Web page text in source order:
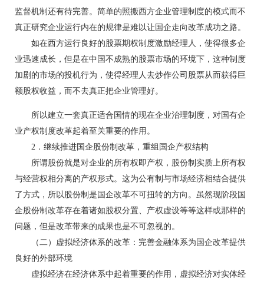
监督机制还有待完善。简单的照搬西方企业管理制度的模式而不
真正研究企业运行内在的规律是难以让国企走向改革成功之路。
如在西方运行良好的股票期权制度激励经理人，使得很多企
业迅速成长，但是在中国不成熟的股票市场的环境下，这种制度
加剧的市场的投机行为，使得经理人去炒作公司股票从而获得巨
额股权收益，而不去真正把企业管理好。
所以建立一套真正适合国情的现在企业治理制度，对国有企
业产权制度改革起着至关重要的作用。
2．继续推进国企股份制改革，重组国企产权结构
所谓股份就是对企业的所有权即产权，股份制实质上所有权
与经营权相分离的产权形式。这为公有制与市场经济相结合提供
了方式，所以股份制是国企改革不可扭转的方向。虽然现阶段国
企股份制改革存在着诸如股权分置、产权虚设等等这样或那样的
问题，但是改革带来的成果也是不可忽视的。
（二）虚拟经济体系的改革：完善金融体系为国企改革提供
良好的外部环境
虚拟经济在经济体系中起着重要的作用，虚拟经济对实体经